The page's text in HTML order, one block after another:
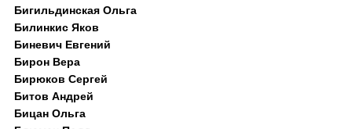
Бигильдинская Ольга
Билинкис Яков
Биневич Евгений
Бирон Вера
Бирюков Сергей
Битов Андрей
Бицан Ольга